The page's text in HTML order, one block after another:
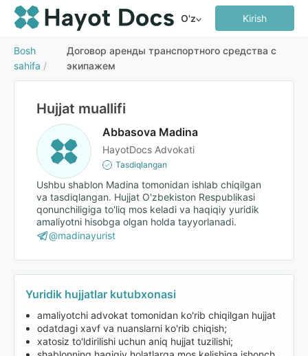
O'z Kirish
Bosh
sahifa /
Договор аренды транспортного средства с
экипажем
Hujjat muallifi
Abbasova Madina
HayotDocs Advokati
Tasdiqlangan
Ushbu shablon Madina tomonidan ishlab chiqilgan
va tasdiqlangan. Hujjat O'zbekiston Respublikasi
qonunchiligiga to'liq mos keladi va haqiqiy yuridik
amaliyotni hisobga olgan holda tayyorlanadi.
@madinayurist
Yuridik hujjatlar kutubxonasi
amaliyotchi advokat tomonidan ko'rib chiqilgan hujjat
odatdagi xavf va nuanslarni ko'rib chiqish;
xatosiz to'ldirilishi uchun aniq hujjat tuzilishi;